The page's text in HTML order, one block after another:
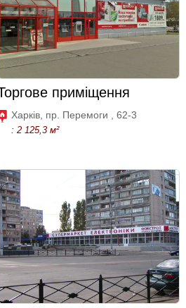
приміщення
Харків, пр. Перемоги , 62-3
: 2 125,3 м²